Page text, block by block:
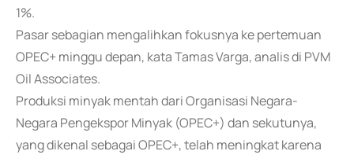
1%.
Pasar sebagian mengalihkan fokusnya ke pertemuan
OPEC+ minggu depan, kata Tamas Varga, analis di PVM
Oil Associates.
Produksi minyak mentah dari Organisasi Negara-
Negara Pengekspor Minyak (OPEC+) dan sekutunya,
yang dikenal sebagai OPEC+, telah meningkat karena